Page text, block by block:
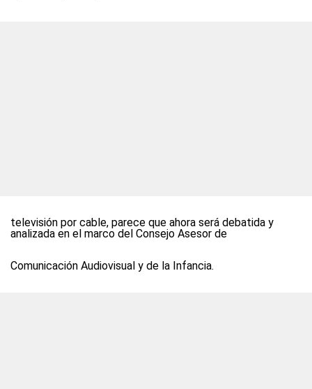
televisión por cable, parece que ahora será debatida y
analizada en el marco del Consejo Asesor de
Comunicación Audiovisual y de la Infancia.